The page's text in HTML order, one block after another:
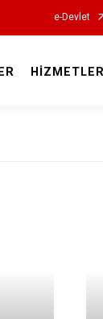
e-Devlet